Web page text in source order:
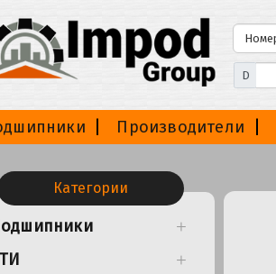
D
Производители
Категории